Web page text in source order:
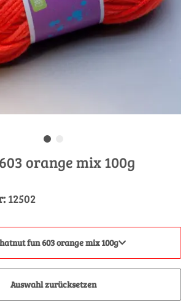
orange mix 100g
12502
hatnut fun 603 orange mix 100g
Auswahl zurücksetzen